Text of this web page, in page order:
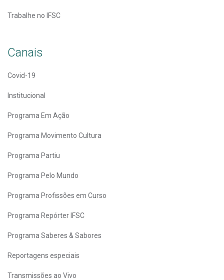
Trabalhe no IFSC
Canais
Covid-19
Institucional
Programa Em Ação
Programa Movimento Cultura
Programa Partiu
Programa Pelo Mundo
Programa Profissões em Curso
Programa Repórter IFSC
Programa Saberes & Sabores
Reportagens especiais
Transmissões ao Vivo